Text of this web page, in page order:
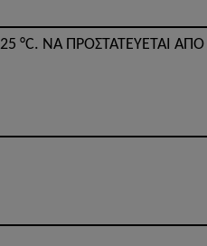
°C. ΝΑ ΠΡΟΣΤΑΤΕΎΕΤΑΙ ΑΠΌ